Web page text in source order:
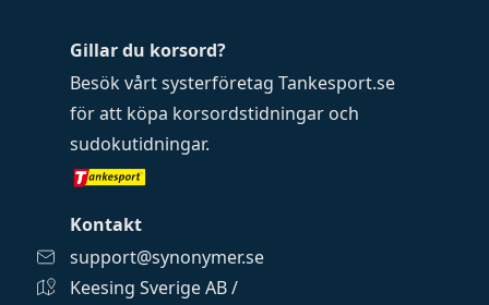
Gillar du korsord?
Besök vårt systerföretag Tankesport.se
för att köpa korsordstidningar och
sudokutidningar.
Kontakt
support@synonymer.se
Keesing Sverige AB /